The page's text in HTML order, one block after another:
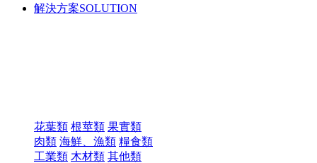
解決方案SOLUTION
花葉類 根莖類 果實類
肉類 海鮮、漁類 糧食類
工業類 木材類 其他類